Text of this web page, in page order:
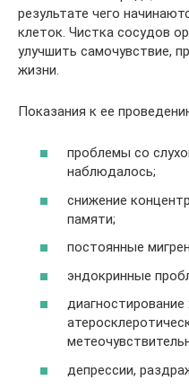
результате чего
клеток. Чистка сосудов
улучшить самочувствие,
жизни.
Показания к ее
проблемы со
наблюдалось;
снижение
памяти;
постоянные
эндокринные
диагностирование
депрессии,